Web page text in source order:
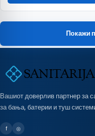
Покажи
Вашиот доверлив партнер за
за бања, батерии и туш
f ◎